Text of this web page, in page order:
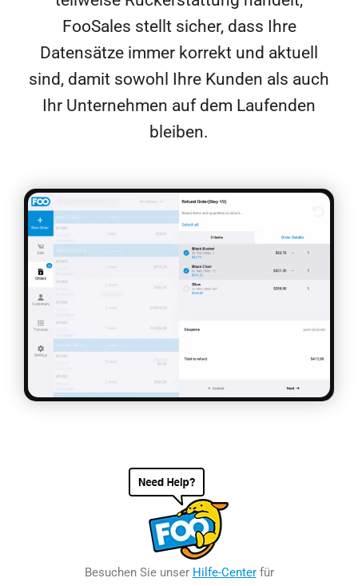
FooSales stellt sicher, dass Ihre
Datensätze immer korrekt und aktuell
sind, damit sowohl Ihre Kunden als auch
Ihr Unternehmen auf dem Laufenden
bleiben.
Besuchen Sie unser Hilfe-Centerfür